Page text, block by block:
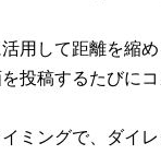
用して距離を縮め
投稿するたびに
ミングで、ダイ